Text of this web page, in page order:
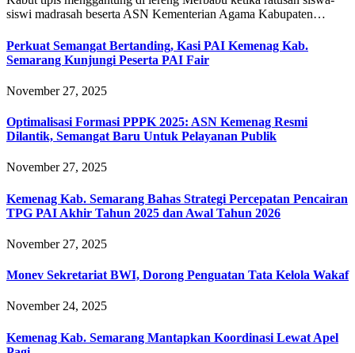
siswi madrasah beserta ASN Kementerian Agama Kabupaten…
Perkuat Semangat Bertanding, Kasi PAI Kemenag Kab.
Semarang Kunjungi Peserta PAI Fair
November 27, 2025
Optimalisasi Formasi PPPK 2025: ASN Kemenag Resmi
Dilantik, Semangat Baru Untuk Pelayanan Publik
November 27, 2025
Kemenag Kab. Semarang Bahas Strategi Percepatan Pencairan
TPG PAI Akhir Tahun 2025 dan Awal Tahun 2026
November 27, 2025
Monev Sekretariat BWI, Dorong Penguatan Tata Kelola Wakaf
November 24, 2025
Kemenag Kab. Semarang Mantapkan Koordinasi Lewat Apel